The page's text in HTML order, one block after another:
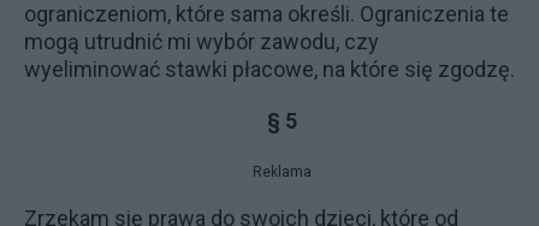
ograniczeniom, które sama określi. Ograniczenia te
mogą utrudnić mi wybór zawodu, czy
wyeliminować stawki płacowe, na które się zgodzę.
§ 5
Reklama
Zrzekam się prawa do swoich dzieci, które od